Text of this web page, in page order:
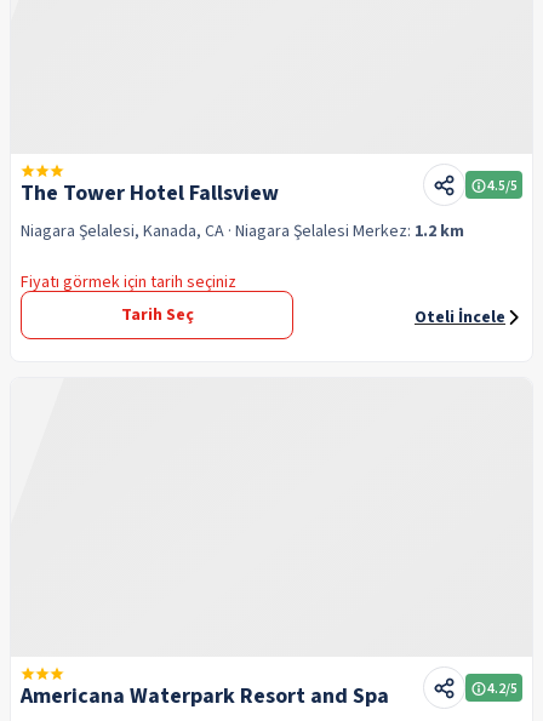
The Tower Hotel Fallsview 4.5/5
Niagara Şelalesi, Kanada, CA · Niagara Şelalesi Merkez: 1.2 km
Fiyatı görmek için tarih seçiniz
Tarih Seç
Oteli İncele
Americana Waterpark Resort and Spa 4.2/5